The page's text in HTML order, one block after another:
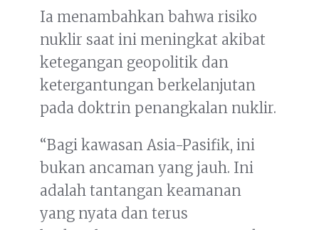
Ia menambahkan bahwa risiko
nuklir saat ini meningkat akibat
ketegangan geopolitik dan
ketergantungan berkelanjutan
pada doktrin penangkalan nuklir.
“Bagi kawasan Asia-Pasifik, ini
bukan ancaman yang jauh. Ini
adalah tantangan keamanan
yang nyata dan terus